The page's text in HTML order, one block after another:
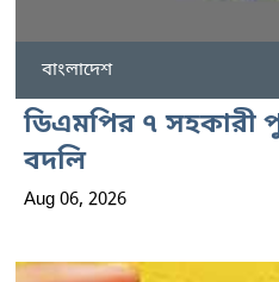
বাংলাদেশ
ডিএমপির ৭ সহকারী
বদলি
Aug 06, 2026